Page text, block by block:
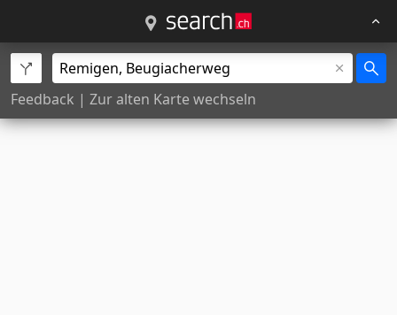
Feedback | Zur alten Karte wechseln